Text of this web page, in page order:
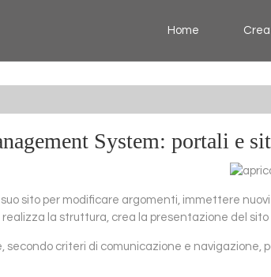
Home
System: portali e
sito per modificare argomenti, immettere
la struttura, crea la presentazione del
secondo criteri di comunicazione e navigazione,